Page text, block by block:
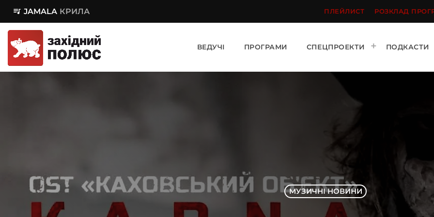
queue_music JAMALA КРИЛА ПЛЕЙЛИСТ РОЗКЛАД
ВЕДУЧІ ПРОГРАМИ СПЕЦПРОЕКТИ ПОДКАСТИ
МУЗИЧНІ НОВИНИ